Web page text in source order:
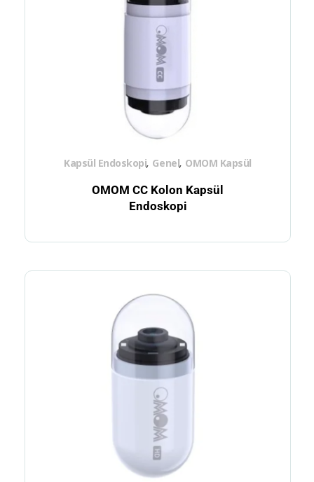
OMOM CC Kolon Kapsül
Endoskopi
Kapsül Endoskopi, Genel, OMOM Kapsül